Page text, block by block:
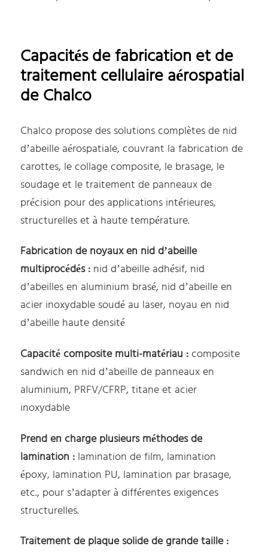
Capacités de fabrication et de
traitement cellulaire aérospatial
de Chalco
Chalco propose des solutions complètes de nid
d’abeille aérospatiale, couvrant la fabrication de
carottes, le collage composite, le brasage, le
soudage et le traitement de panneaux de
précision pour des applications intérieures,
structurelles et à haute température.
Fabrication de noyaux en nid d’abeille
multiprocédés : nid d’abeille adhésif, nid
d’abeilles en aluminium brasé, nid d’abeille en
acier inoxydable soudé au laser, noyau en nid
d’abeille haute densité
Capacité composite multi-matériau :composite
sandwich en nid d’abeille de panneaux en
aluminium, PRFV/CFRP, titane et acier
inoxydable
Prend en charge plusieurs méthodes de
lamination : lamination de film, lamination
époxy, lamination PU, lamination par brasage,
etc., pour s’adapter à différentes exigences
structurelles.
Traitement de plaque solide de grande taille :